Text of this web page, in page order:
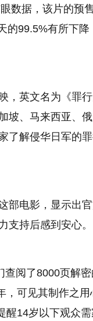
数据，该片的预
的99.5%有所下
，英文名为《罪
坡、马来西亚、
了解侵华日军的
部电影，显示出
支持后感到安心。
阅了8000页解
，可见其制作之
醒14岁以下观众